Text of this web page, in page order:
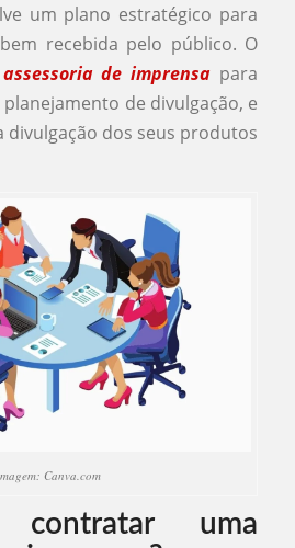
um plano estratégico para
recebida pelo público. O
assessoria de imprensa para
de divulgação, e
divulgação dos seus produtos
Canva.com
uma